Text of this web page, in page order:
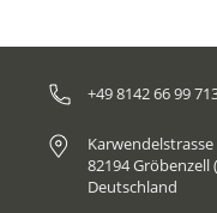
+49 8142 66 99
Karwendelstrasse
82194
Deutschland